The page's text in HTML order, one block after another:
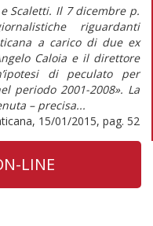
Scaletti. Il 7 dicembre p.
riguardanti
a carico di due ex
Caloia e il direttore
di peculato per
periodo 2001-2008». La
– precisa...
15/01/2015, pag. 52
LINE